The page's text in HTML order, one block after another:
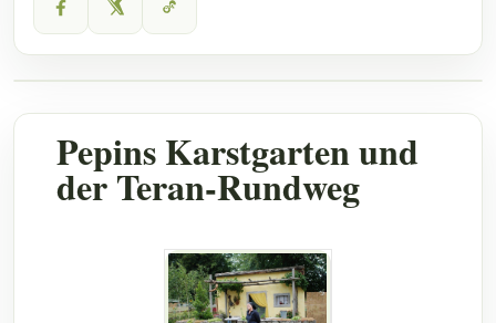
Pepins Karstgarten und
der Teran-Rundweg